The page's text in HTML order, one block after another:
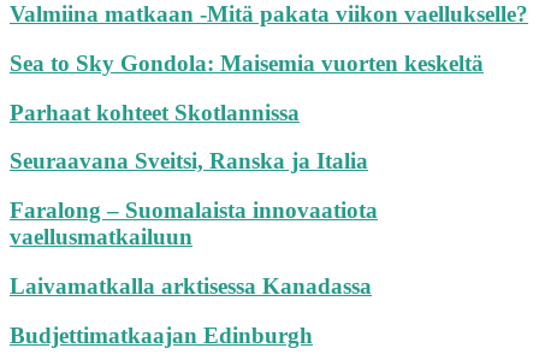
Valmiina matkaan -Mitä pakata viikon vaellukselle?
Sea to Sky Gondola: Maisemia vuorten keskeltä
Parhaat kohteet Skotlannissa
Seuraavana Sveitsi, Ranska ja Italia
Faralong – Suomalaista innovaatiota
vaellusmatkailuun
Laivamatkalla arktisessa Kanadassa
Budjettimatkaajan Edinburgh